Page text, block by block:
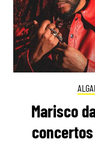
Marisco